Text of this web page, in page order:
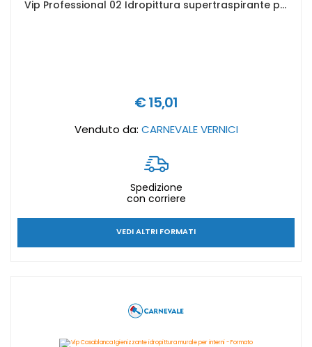
Vip Professional 02 Idropittura supertraspirante per interni - Formato in litri: 2,5 lt
€ 15,01
Venduto da: CARNEVALE VERNICI
Spedizione
con corriere
VEDI ALTRI FORMATI